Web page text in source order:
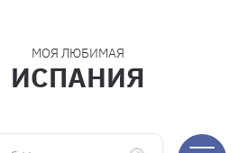
МОЯ ЛЮБИМАЯ
ИСПАНИЯ